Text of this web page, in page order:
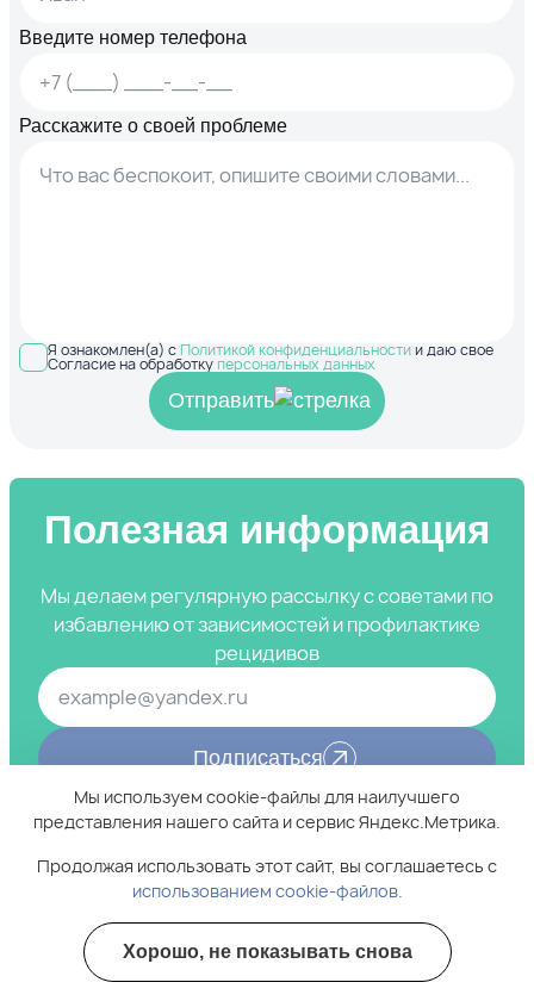
Введите номер телефона
Расскажите о своей проблеме
Я ознакомлен(а) сПолитикой конфиденциальностии даю свое
Согласие на обработку персональных данных
Отправить
Полезная информация
Мы делаем регулярную рассылку с советами по
избавлению от зависимостей и профилактике
рецидивов
Подписаться
Я ознакомлен(а) сПолитикой конфиденциальностии даю
персональных данных
Полезные курсы
Мы используем cookie-файлы для наилучшего
представления нашего сайта и сервис Яндекс.Метрика.
Продолжая использовать этот сайт, вы соглашаетесь с
использованием cookie-файлов.
Хорошо, не показывать снова